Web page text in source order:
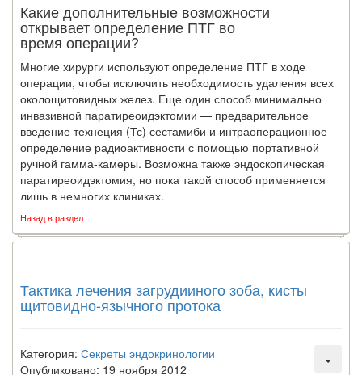
Какие дополнительные возможности
открывает определение ПТГ во
время операции?
Многие хирурги используют определение ПТГ в ходе
операции, чтобы исклю­чить необходимость удаления всех
околощитовидных желез. Еще один способ ми­нимально
инвазивной паратиреоидэктомии — предварительное
введение технеция (Тс) сестамиби и интраоперационное
определение радиоактивности с помощью портативной
ручной гамма-камеры. Возможна также эндоскопическая
паратиреоидэктомия, но пока такой способ применяется
лишь в немногих клиниках.
Назад в раздел
Тактика лечения загрудииного зоба, кисты
щитовидно-язычного протока
Категория: Секреты эндокринологии
Опубликовано: 19 ноября 2012